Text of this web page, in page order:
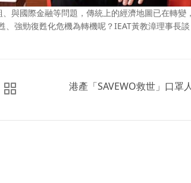
與國際金融等問題，傳統上的經濟地圖已在轉變
強勁復甦化危機為轉機呢？IEAT黃教漳理事長談
港產「SAVEWO救世」口罩